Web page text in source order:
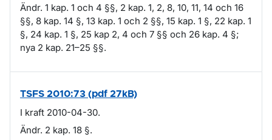
Ändr. 1 kap. 1 och 4 §§, 2 kap. 1, 2, 8, 10, 11, 14 och 16
§§, 8 kap. 14 §, 13 kap. 1 och 2 §§, 15 kap. 1 §, 22 kap. 1
§, 24 kap. 1 §, 25 kap 2, 4 och 7 §§ och 26 kap. 4 §;
nya 2 kap. 21–25 §§.
TSFS 2010:73 (pdf 27kB)
I kraft 2010-04-30.
Ändr. 2 kap. 18 §.